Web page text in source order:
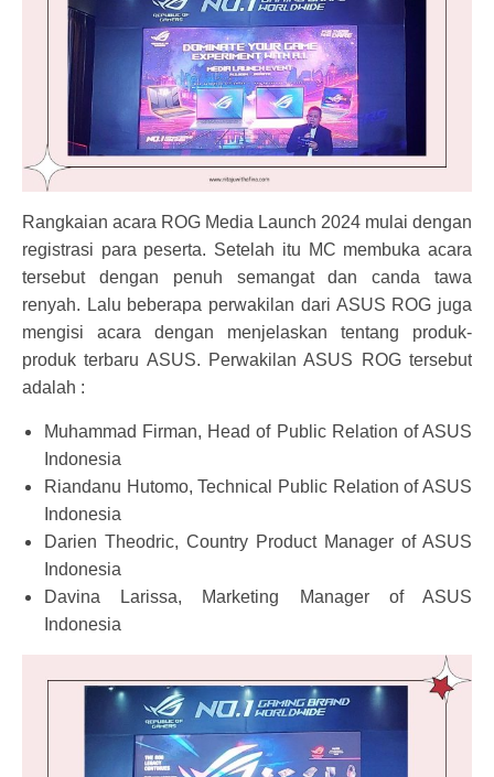
Rangkaian acara ROG Media Launch 2024 mulai dengan
registrasi para peserta. Setelah itu MC membuka acara
tersebut dengan penuh semangat dan canda tawa
renyah. Lalu beberapa perwakilan dari ASUS ROG juga
mengisi acara dengan menjelaskan tentang produk-
produk terbaru ASUS. Perwakilan ASUS ROG tersebut
adalah :
Muhammad Firman, Head of Public Relation of ASUS
Indonesia
Riandanu Hutomo, Technical Public Relation of ASUS
Indonesia
Darien Theodric, Country Product Manager of ASUS
Indonesia
Davina Larissa, Marketing Manager of ASUS
Indonesia